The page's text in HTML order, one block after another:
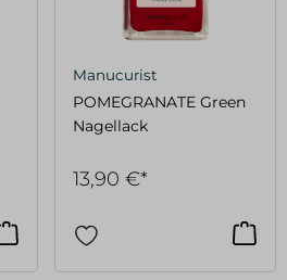
Manucurist
POMEGRANATE Green
Nagellack
13,90 €*